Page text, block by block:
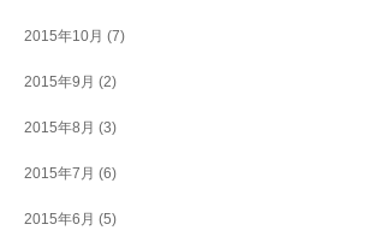
2015年10月 (7)
2015年9月 (2)
2015年8月 (3)
2015年7月 (6)
2015年6月 (5)